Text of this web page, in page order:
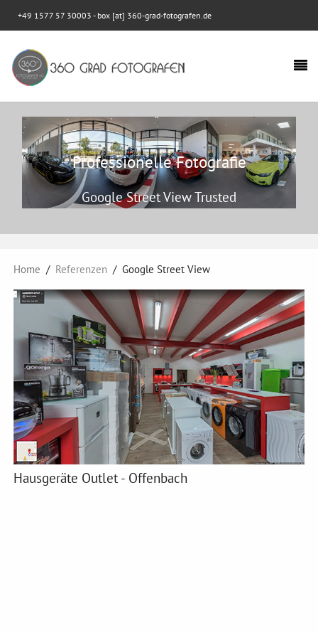
+49 1577 57 30003 - box [at] 360-grad-fotografen.de
Professionelle Fotografie
Google Street View Trusted
Home Referenzen Google Street View
Hausgeräte Outlet - Offenbach